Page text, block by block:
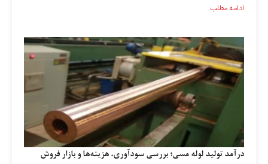
ادامه مطلب
درآمد تولید لوله مسی؛ بررسی سودآوری، هزینه‌ها و بازار فروش